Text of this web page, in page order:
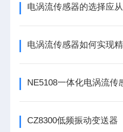
NE5108一体化电涡流传
CZ8300低频振动变送器